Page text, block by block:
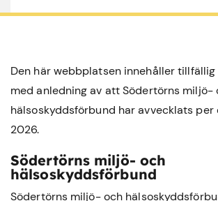
Den här webbplatsen innehåller
med anledning av att Södertörns miljö-
hälsoskyddsförbund har avvecklats per
2026.
Södertörns miljö- och
hälsoskyddsförbund
Södertörns miljö- och